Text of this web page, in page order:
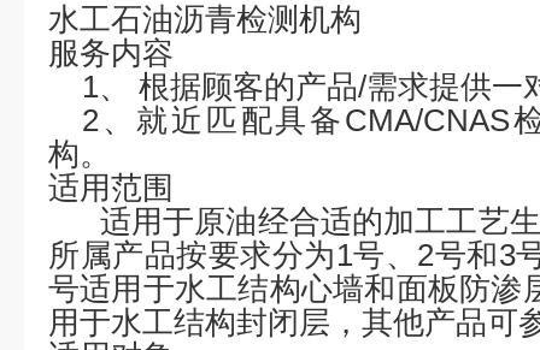
水工石油沥青检测机构
服务内容
1、 根据顾客的产品/需求提供一
2、就近匹配具备CMA/CNAS
构。
适用范围
适用于原油经合适的加工工艺
所属产品按要求分为1号、2号和3
号适用于水工结构心墙和面板防渗
用于水工结构封闭层， 其他产品可